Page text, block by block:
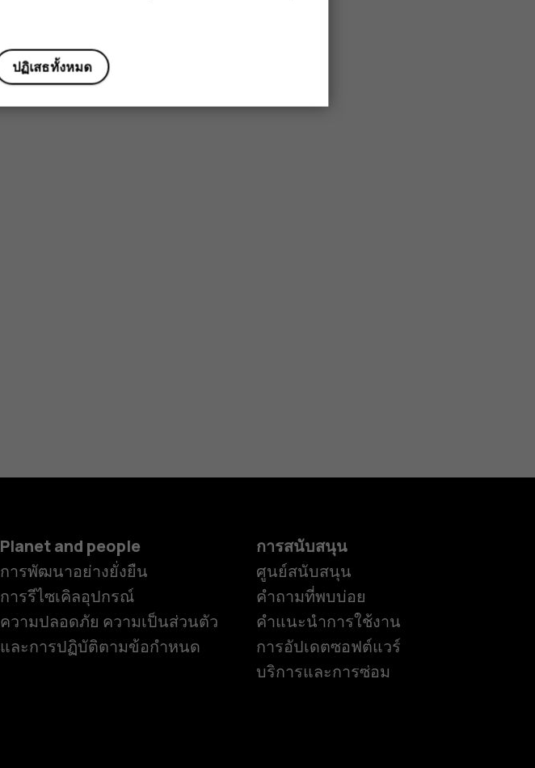
Planet and people
การพัฒนาอย่างยั่งยืน
การรีไซเคิลอุปกรณ์
ความปลอดภัย ความเป็นส่วนตัว
และการปฏิบัติตามข้อกำหนด
การสนับสนุน
ศูนย์สนับสนุน
คำถามที่พบบ่อย
คำแนะนำการใช้งาน
การอัปเดตซอฟต์แวร์
บริการและการซ่อม
ปฏิเสธทั้งหมด